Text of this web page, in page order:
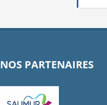
NOS PARTENAIRES